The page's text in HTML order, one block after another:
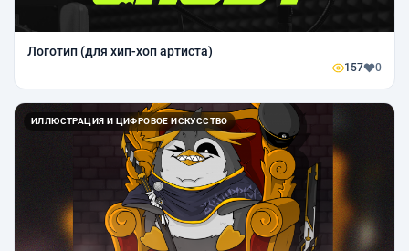
Логотип (для хип-хоп артиста)
157 0
ИЛЛЮСТРАЦИЯ И ЦИФРОВОЕ ИСКУССТВО